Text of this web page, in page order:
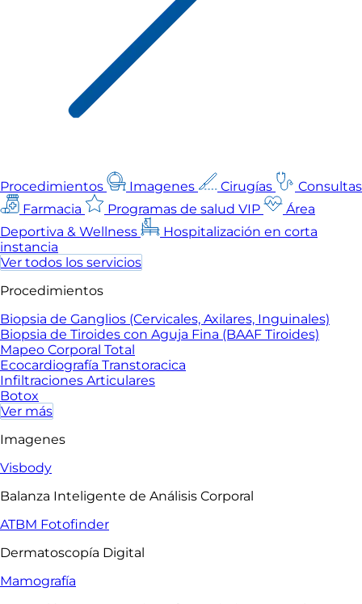
Procedimientos Imagenes Cirugías
Consultas
Farmacia
Programas de salud VIP
Área
Deportiva & Wellness
Hospitalización en corta
instancia
Ver todos los servicios
Procedimientos
Biopsia de Ganglios (Cervicales, Axilares, Inguinales)
Biopsia de Tiroides con Aguja Fina (BAAF Tiroides)
Mapeo Corporal Total
Ecocardiografía Transtoracica
Infiltraciones Articulares
Botox
Ver más
Imagenes
Visbody
Balanza Inteligente de Análisis Corporal
ATBM Fotofinder
Dermatoscopía Digital
Mamografía